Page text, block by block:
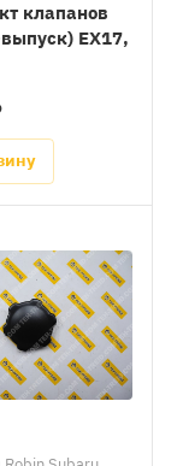
клапанов
EX17,